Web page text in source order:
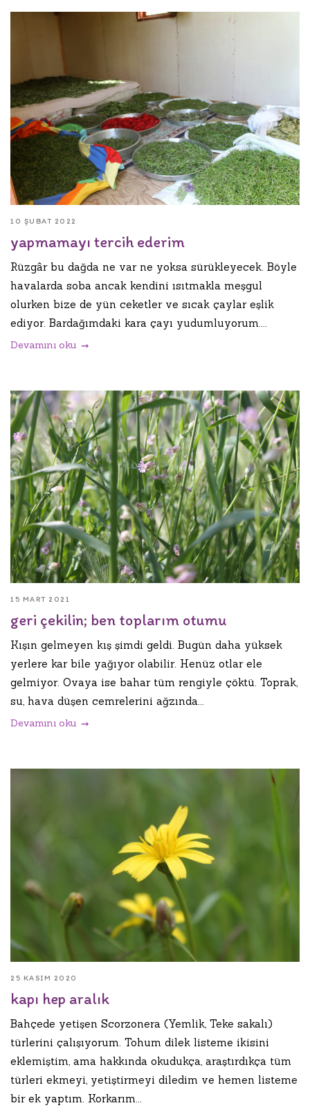
10 ŞUBAT 2022
yapmamayı tercih ederim
Rüzgâr bu dağda ne var ne yoksa sürükleyecek. Böyle
havalarda soba ancak kendini ısıtmakla meşgul
olurken bize de yün ceketler ve sıcak çaylar eşlik
ediyor. Bardağımdaki kara çayı yudumluyorum....
Devamını oku
15 MART 2021
geri çekilin; ben toplarım otumu
Kışın gelmeyen kış şimdi geldi. Bugün daha yüksek
yerlere kar bile yağıyor olabilir. Henüz otlar ele
gelmiyor. Ovaya ise bahar tüm rengiyle çöktü. Toprak,
su, hava düşen cemrelerini ağzında...
Devamını oku
25 KASIM 2020
kapı hep aralık
Bahçede yetişen Scorzonera (Yemlik, Teke sakalı)
türlerini çalışıyorum. Tohum dilek listeme ikisini
eklemiştim, ama hakkında okudukça, araştırdıkça tüm
türleri ekmeyi, yetiştirmeyi diledim ve hemen listeme
bir ek yaptım. Korkarım...